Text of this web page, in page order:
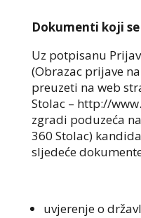
Dokumenti koji
Uz potpisanu
(Obrazac prijave
preuzeti na web
Stolac – http://
zgradi poduzeća
360 Stolac)
sljedeće
uvjerenje o